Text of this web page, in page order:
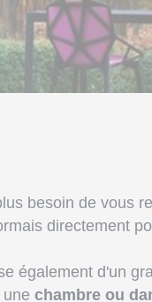
besoin de vous
directement
également d'un
chambre ou